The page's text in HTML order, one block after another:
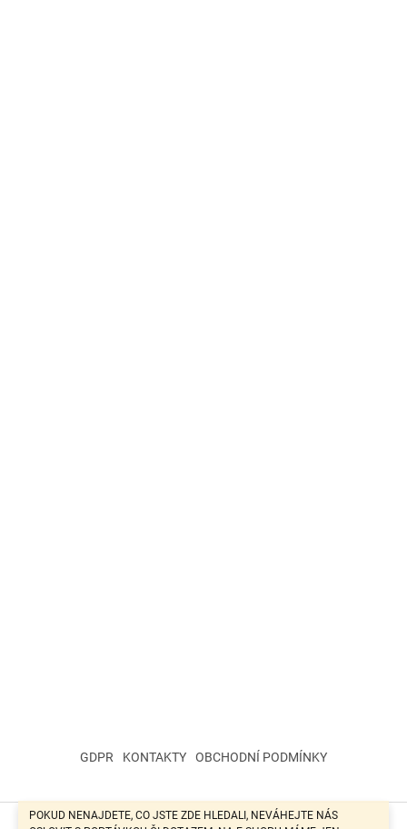
POKUD NENAJDETE, CO JSTE ZDE HLEDALI, NEVÁHEJTE NÁS
GDPR KONTAKTY OBCHODNÍ PODMÍNKY